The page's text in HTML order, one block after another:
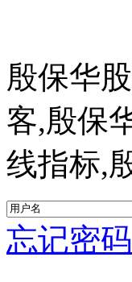
殷保华
客,殷保
线指标,
忘记密码